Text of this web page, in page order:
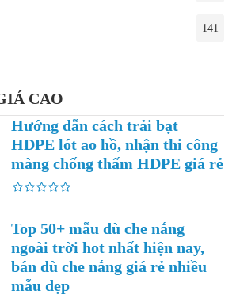
141
CAO
Hướng dẫn cách trải bạt
HDPE lót ao hồ, nhận thi công
màng chống thấm HDPE giá rẻ
Top 50+ mẫu dù che nắng
ngoài trời hot nhất hiện nay,
bán dù che nắng giá rẻ nhiều
mẫu đẹp